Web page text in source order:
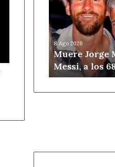
padre
de
Leo
Messi,
a
los
68
años
8 Ago 2026
Muere Jorge
Messi, a los